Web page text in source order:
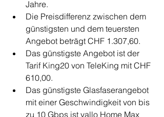
Jahre.
Die Preisdifferenz zwischen dem
günstigsten und dem teuersten
Angebot beträgt CHF 1.307,60.
Das günstigste Angebot ist der
Tarif King20 von TeleKing mit CHF
610,00.
Das günstigste Glasfaserangebot
mit einer Geschwindigkeit von bis
zu 10 Gbps ist yallo Home Max